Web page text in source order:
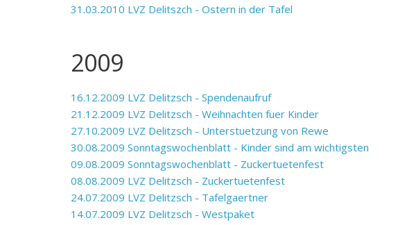
31.03.2010 LVZ Delitszch - Ostern in der Tafel
2009
16.12.2009 LVZ Delitzsch - Spendenaufruf
21.12.2009 LVZ Delitzsch - Weihnachten fuer Kinder
27.10.2009 LVZ Delitzsch - Unterstuetzung von Rewe
30.08.2009 Sonntagswochenblatt - Kinder sind am wichtigsten
09.08.2009 Sonntagswochenblatt - Zuckertuetenfest
08.08.2009 LVZ Delitzsch - Zuckertuetenfest
24.07.2009 LVZ Delitzsch - Tafelgaertner
14.07.2009 LVZ Delitzsch - Westpaket